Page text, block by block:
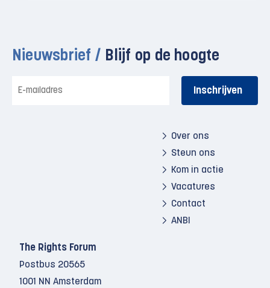
Nieuwsbrief / Blijf op de hoogte
mailadres
Over ons
Steun ons
Kom in actie
Vacatures
Contact
ANBI
The Rights Forum
Postbus 20565
1001 NN Amsterdam